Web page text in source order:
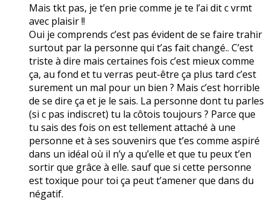
Mais tkt pas, je t’en prie comme je te l’ai dit c vrmt
avec plaisir !!
Oui je comprends c’est pas évident de se faire trahir
surtout par la personne qui t’as fait changé.. C’est
triste à dire mais certaines fois c’est mieux comme
ça, au fond et tu verras peut-être ça plus tard c’est
surement un mal pour un bien ? Mais c’est horrible
de se dire ça et je le sais. La personne dont tu parles
(si c pas indiscret) tu la côtois toujours ? Parce que
tu sais des fois on est tellement attaché à une
personne et à ses souvenirs que t’es comme aspiré
dans un idéal où il n’y a qu’elle et que tu peux t’en
sortir que grâce à elle. sauf que si cette personne
est toxique pour toi ça peut t’amener que dans du
négatif.